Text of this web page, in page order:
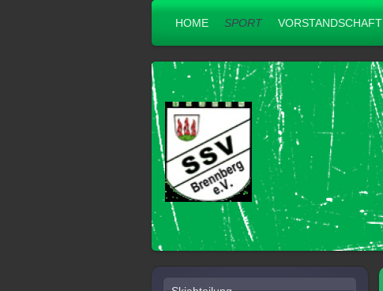
HOME SPORT VORSTANDSCHAFT